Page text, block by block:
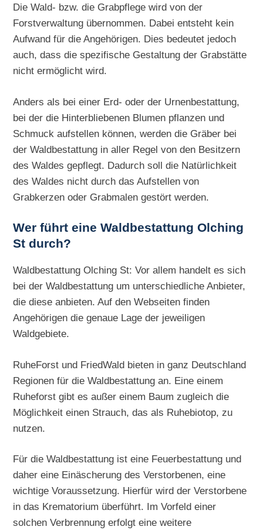
Die Wald- bzw. die Grabpflege wird von der
Forstverwaltung übernommen. Dabei entsteht kein
Aufwand für die Angehörigen. Dies bedeutet jedoch
auch, dass die spezifische Gestaltung der Grabstätte
nicht ermöglicht wird.
Anders als bei einer Erd- oder der Urnenbestattung,
bei der die Hinterbliebenen Blumen pflanzen und
Schmuck aufstellen können, werden die Gräber bei
der Waldbestattung in aller Regel von den Besitzern
des Waldes gepflegt. Dadurch soll die Natürlichkeit
des Waldes nicht durch das Aufstellen von
Grabkerzen oder Grabmalen gestört werden.
Wer führt eine Waldbestattung Olching
St durch?
Waldbestattung Olching St: Vor allem handelt es sich
bei der Waldbestattung um unterschiedliche Anbieter,
die diese anbieten. Auf den Webseiten finden
Angehörigen die genaue Lage der jeweiligen
Waldgebiete.
RuheForst und FriedWald bieten in ganz Deutschland
Regionen für die Waldbestattung an. Eine einem
Ruheforst gibt es außer einem Baum zugleich die
Möglichkeit einen Strauch, das als Ruhebiotop, zu
nutzen.
Für die Waldbestattung ist eine Feuerbestattung und
daher eine Einäscherung des Verstorbenen, eine
wichtige Voraussetzung. Hierfür wird der Verstorbene
in das Krematorium überführt. Im Vorfeld einer
solchen Verbrennung erfolgt eine weitere